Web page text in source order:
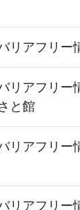
リアフリ
リアフリ
と館
リアフリ
リアフリ